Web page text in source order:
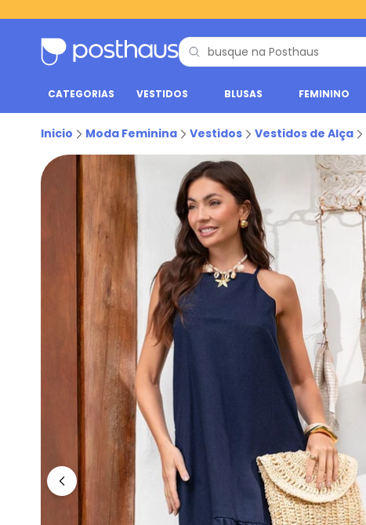
CATEGORIAS VESTIDOS BLUSAS FEMININO
Inicio Moda Feminina Vestidos Vestidos de Alça